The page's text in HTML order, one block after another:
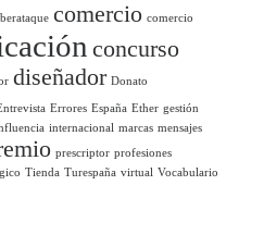
comercio comercio
concurso
diseñador Donato
Errores España Ether gestión
internacional marcas mensajes
prescriptor profesiones
Tienda Turespaña virtual Vocabulario